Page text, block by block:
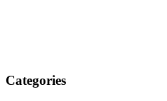
Categories